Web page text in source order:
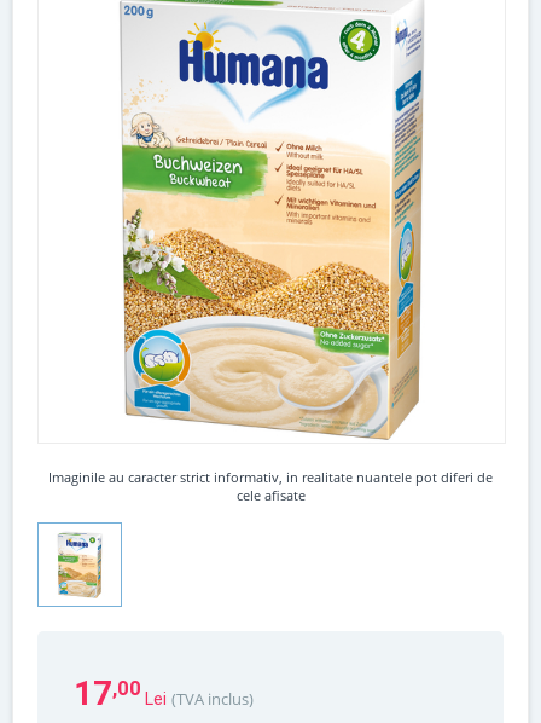
Imaginile au caracter strict informativ, in realitate nuantele pot diferi de
cele afisate
17,00 Lei (TVA inclus)